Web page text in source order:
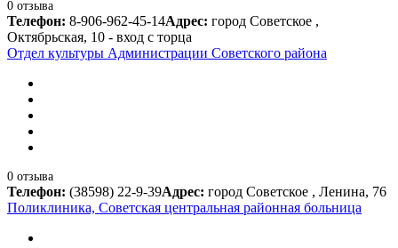
0 отзыва
Телефон: 8-906-962-45-14Адрес: город Советское ,
Октябрьская, 10 - вход с торца
Отдел культуры Администрации Советского района
0 отзыва
Телефон: (38598) 22-9-39Адрес: город Советское , Ленина, 76
Поликлиника, Советская центральная районная больница